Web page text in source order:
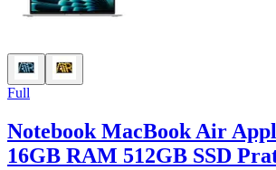
Full
Notebook MacBook Air
16GB RAM 512GB SSD